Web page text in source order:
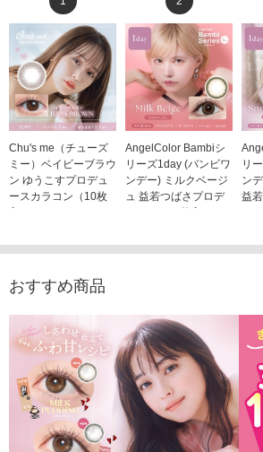
Chu's me（チューズ
ミー）ベイビーブラウ
ン ゆうこすプロデュ
ースカラコン（10枚
AngelColor Bambiシ
リーズ1day (バンビワ
ンデー) ミルクベージ
ュ 益若つばさプロデ
リ
ン
益
おすすめ商品